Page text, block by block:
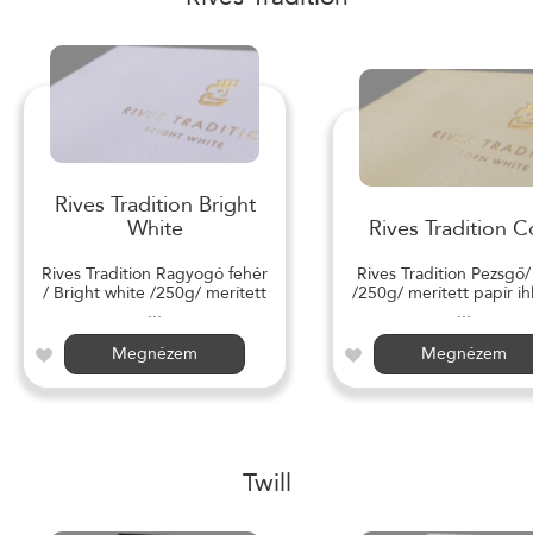
Rives Tradition Bright
White
Rives Tradition Ragyogó fehér
/ Bright white /250g/ merített
...
Megnézem
Rives Tradition
Rives Tradition
/250g/ merített papír
...
Megnézem
Twill